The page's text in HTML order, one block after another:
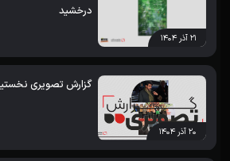
۲۱ آذر ۱۴۰۴
درخشید
۲۰ آذر ۱۴۰۴
گزارش تصویری